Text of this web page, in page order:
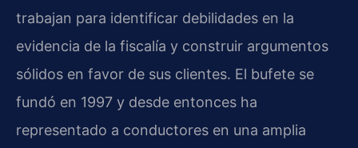
trabajan para identificar debilidades en la
evidencia de la fiscalía y construir argumentos
sólidos en favor de sus clientes. El bufete se
fundó en 1997 y desde entonces ha
representado a conductores en una amplia